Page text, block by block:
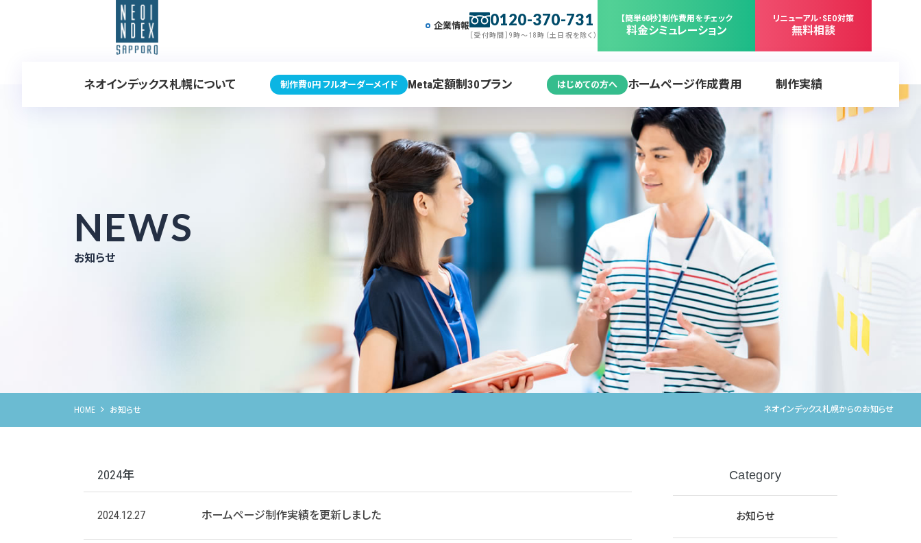
企業情報 0120-370-731
［受付時間］9時～18時（土日祝を除く）
【簡単60秒】制作費用をチェック
料金シミュレーション
リニューアル･SEO対策
無料相談
ネオインデックス札幌について 制作費0円 フルオーダーメイド Meta定額制30プラン はじめての方へ ホームページ作成費用 制作実績
ネオインデックス札幌からのお知らせ
NEWS
お知らせ
HOME お知らせ
2024年
2024.12.27 ホームページ制作実績を更新しました
Category
お知らせ